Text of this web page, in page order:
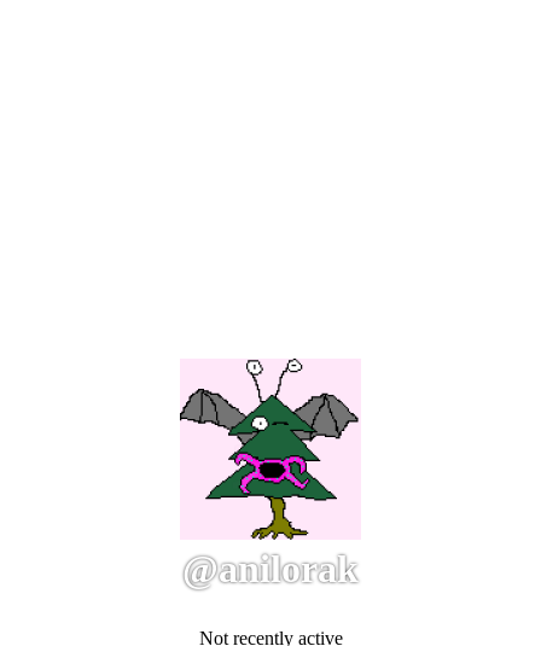
@anilorak
Not recently active